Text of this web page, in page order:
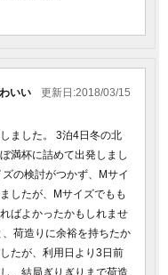
更新日:2018/03/15
いい
ました。 3泊4日冬の北
満杯に詰めて出発しまし
の検討がつかず、Mサイ
したが、Mサイズでもも
ばよかったかもしれませ
荷造りに余裕を持ちたか
たが、利用日より3日前
、結局ぎりぎりまで荷造